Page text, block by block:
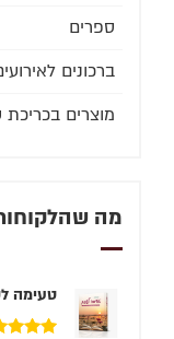
ספרים
ברכונים
מוצרים בכריכת
מה
טעימה